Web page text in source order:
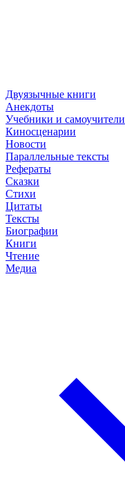
Двуязычные книги
Анекдоты
Учебники и самоучители
Киносценарии
Новости
Параллельные тексты
Рефераты
Сказки
Стихи
Цитаты
Тексты
Биографии
Книги
Чтение
Медиа